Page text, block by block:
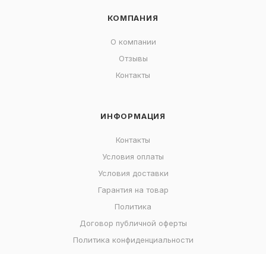
КОМПАНИЯ
О компании
Отзывы
Контакты
ИНФОРМАЦИЯ
Контакты
Условия оплаты
Условия доставки
Гарантия на товар
Политика
Договор публичной оферты
Политика конфиденциальности